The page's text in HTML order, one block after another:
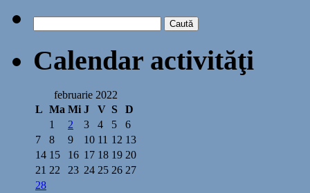
după:
Calendar activităţi
februarie 2022
L Ma Mi J V S
D
1
2 3 4 5
6
7
8 9 10 11 12 13
14 15 16 17 18 19 20
21 22 23 24 25 26 27
28